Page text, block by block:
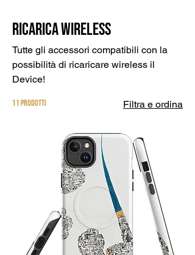
Ricarica Wireless
Tutte gli accessori compatibili con la
possibilità di ricaricare wireless il
Device!
11 prodotti Filtra e ordina